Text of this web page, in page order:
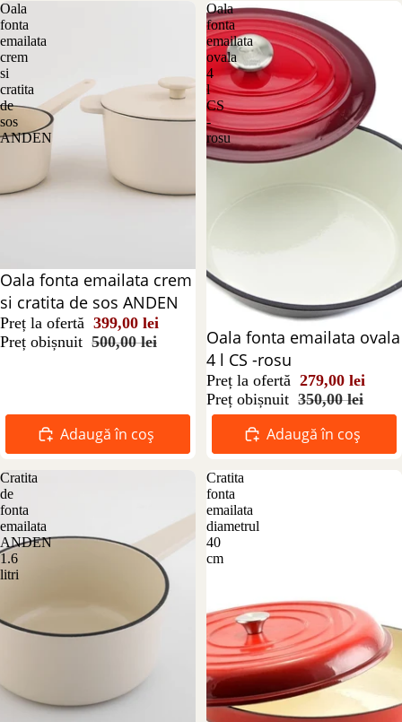
Oala
fonta
emailata
crem
si
cratita
de
sos
ANDEN
Reducere 20%
Oala fonta emailata crem
si cratita de sos ANDEN
Preț la ofertă 399,00 lei
Preț obișnuit 500,00 lei
Adaugă în coș
Oala
fonta
emailata
ovala
4
l
CS
-
rosu
Reducere 20%
Oala fonta emailata ovala
4 l CS -rosu
Preț la ofertă 279,00 lei
Preț obișnuit 350,00 lei
Adaugă în coș
Cratita
de
fonta
emailata
ANDEN
1.6
litri
Cratita
fonta
emailata
diametrul
40
cm